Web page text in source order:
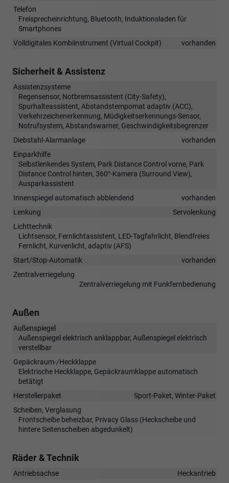
Telefon
Freisprecheinrichtung, Bluetooth, Induktionsladen für
Smartphones
Volldigitales Kombiinstrument (Virtual Cockpit)
vorhanden
Sicherheit & Assistenz
Assistenzsysteme
Regensensor, Notbremsassistent (City-Safety),
Spurhalteassistent, Abstandstempomat adaptiv (ACC),
Verkehrzeichenerkennung, Müdigkeitserkennungs-Sensor,
Notrufsystem, Abstandswarner, Geschwindigkeitsbegrenzer
Diebstahl-Alarmanlage
vorhanden
Einparkhilfe
Selbstlenkendes System, Park Distance Control vorne, Park
Distance Control hinten, 360°-Kamera (Surround View),
Ausparkassistent
Innenspiegel automatisch abblendend
vorhanden
Lenkung
Servolenkung
Lichttechnik
Lichtsensor, Fernlichtassistent, LED-Tagfahrlicht, Blendfreies
Fernlicht, Kurvenlicht, adaptiv (AFS)
Start/Stop-Automatik
vorhanden
Zentralverriegelung
Zentralverriegelung mit Funkfernbedienung
Außen
Außenspiegel
Außenspiegel elektrisch anklappbar, Außenspiegel elektrisch
verstellbar
Gepäckraum-/Heckklappe
Elektrische Heckklappe, Gepäckraumklappe automatisch
betätigt
Herstellerpaket
Sport-Paket, Winter-Paket
Scheiben, Verglasung
Frontscheibe beheizbar, Privacy Glass (Heckscheibe und
hintere Seitenscheiben abgedunkelt)
Räder & Technik
Antriebsachse Heckantrieb